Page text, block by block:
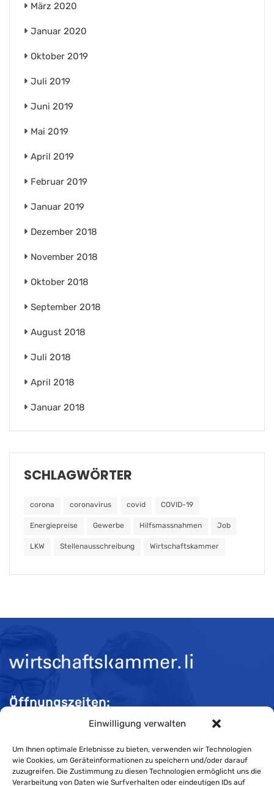
Einwilligung verwalten
Um Ihnen optimale Erlebnisse zu bieten, verwenden wir Technologien
wie Cookies, um Geräteinformationen zu speichern und/oder darauf
zuzugreifen. Die Zustimmung zu diesen Technologien ermöglicht uns die
Verarbeitung von Daten wie Surfverhalten oder eindeutigen IDs auf
März 2020
Januar 2020
Oktober 2019
Juli 2019
Juni 2019
Mai 2019
April 2019
Februar 2019
Januar 2019
Dezember 2018
November 2018
Oktober 2018
September 2018
August 2018
Juli 2018
April 2018
Januar 2018
SCHLAGWÖRTER
corona coronavirus covid COVID-19
Energiepreise Gewerbe Hilfsmassnahmen Job
LKW Stellenausschreibung Wirtschaftskammer
Öffnungszeiten:
Mo-Do 08:00 bis 11:30 und 13:30 bis 16:30 Uhr
Fr 08:00 bis 11:30 und 13:30 bis 16:00 Uhr